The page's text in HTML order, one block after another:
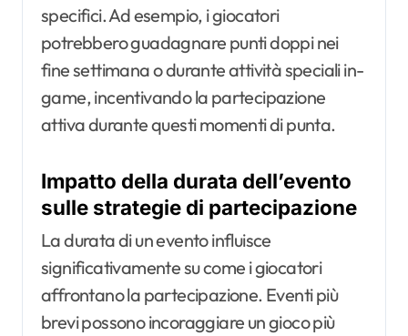
specifici. Ad esempio, i giocatori
potrebbero guadagnare punti doppi nei
fine settimana o durante attività speciali in-
game, incentivando la partecipazione
attiva durante questi momenti di punta.
Impatto della durata dell’evento
sulle strategie di partecipazione
La durata di un evento influisce
significativamente su come i giocatori
affrontano la partecipazione. Eventi più
brevi possono incoraggiare un gioco più